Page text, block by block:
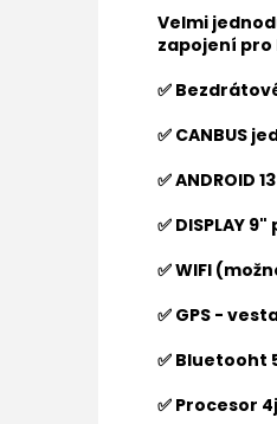
Velmi
zapojení pro
✅
✅ CANBUS
✅ ANDROID 13
✅ DISPLAY
✅ WIFI
✅ GPS -
✅ Bluetooht
✅ Procesor